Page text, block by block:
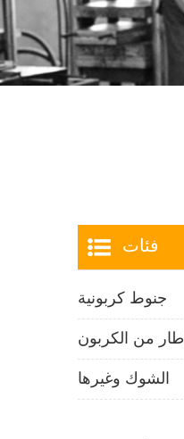
فئات
جنوط كربونية
إطار من الكربون
الشوك وغيرها